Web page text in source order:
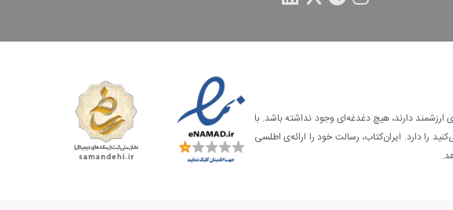
دارند، هیچ دغدغه‌ای وجود نداشته باشد. با
را دارد. ایران‌کتاب، رسالت خود را ارائه‌ی اطلسی